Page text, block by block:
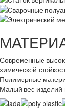
Современные
химической
Полимерные
Малый вес изделий